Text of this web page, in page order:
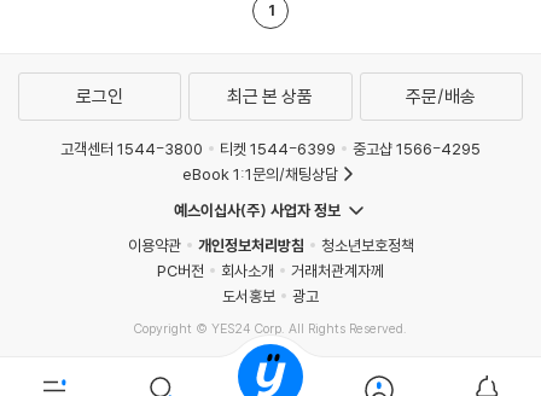
1
로그인 최근 본 상품 주문/배송
고객센터 1544-3800 티켓 1544-6399
중고샵 1566-4295
eBook 1:1문의/채팅상담
예스이십사(주) 사업자 정보
이용약관
개인정보처리방침
청소년보호정책
PC버전
회사소개
거래처관계자께
도서홍보
광고
Copyright © YES24 Corp. All Rights Reserved.